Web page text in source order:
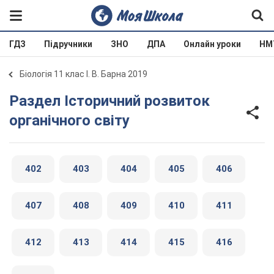
ГДЗ Підручники ЗНО ДПА Онлайн уроки
Біологія 11 клас І. В. Барна 2019
Раздел Історичний розвиток
органічного світу
402 403 404 405 406
407 408 409 410 411
412 413 414 415 416